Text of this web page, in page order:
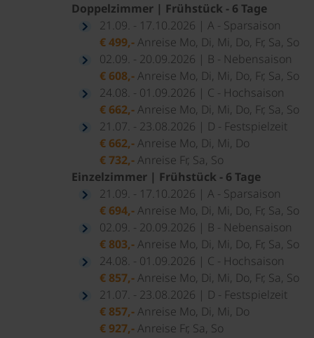
Doppelzimmer | Frühstück - 6 Tage
21.09. - 17.10.2026 | A - Sparsaison
€ 499,-Anreise Mo, Di, Mi, Do, Fr, Sa, So
02.09. - 20.09.2026 | B - Nebensaison
€ 608,-Anreise Mo, Di, Mi, Do, Fr, Sa, So
24.08. - 01.09.2026 | C - Hochsaison
€ 662,-Anreise Mo, Di, Mi, Do, Fr, Sa, So
21.07. - 23.08.2026 | D - Festspielzeit
€ 662,-Anreise Mo, Di, Mi, Do
€ 732,-Anreise Fr, Sa, So
Einzelzimmer | Frühstück - 6 Tage
21.09. - 17.10.2026 | A - Sparsaison
€ 694,-Anreise Mo, Di, Mi, Do, Fr, Sa, So
02.09. - 20.09.2026 | B - Nebensaison
€ 803,-Anreise Mo, Di, Mi, Do, Fr, Sa, So
24.08. - 01.09.2026 | C - Hochsaison
€ 857,-Anreise Mo, Di, Mi, Do, Fr, Sa, So
21.07. - 23.08.2026 | D - Festspielzeit
€ 857,-Anreise Mo, Di, Mi, Do
€ 927,-Anreise Fr, Sa, So